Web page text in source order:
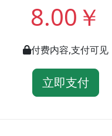
8.00￥
付费内容,支付可见
立即支付